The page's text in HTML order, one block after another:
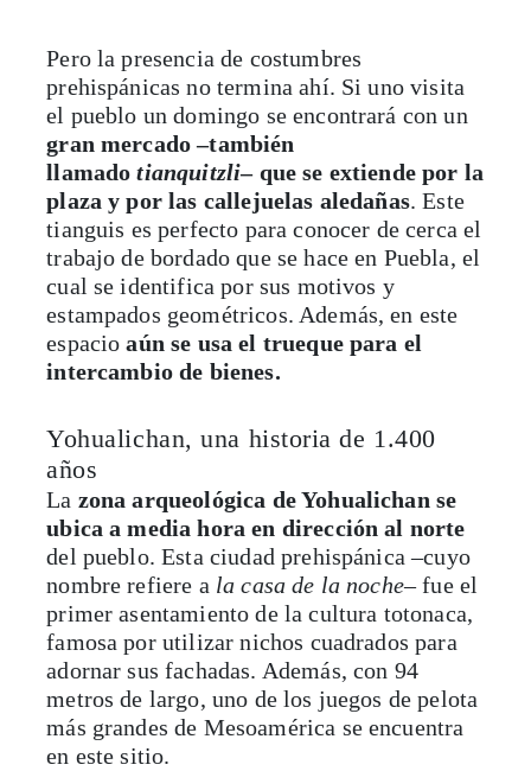
Pero la presencia de costumbres
prehispánicas no termina ahí. Si uno visita
el pueblo un domingo se encontrará con un
gran mercado –también
llamadotianquitzli– que se extiende por la
plaza y por las callejuelas aledañas. Este
tianguis es perfecto para conocer de cerca el
trabajo de bordado que se hace en Puebla, el
cual se identifica por sus motivos y
estampados geométricos. Además, en este
espacioaún se usa el trueque para el
intercambio de bienes.
Yohualichan, una historia de 1.400
años
La zona arqueológica de Yohualichan se
ubica a media hora en dirección al norte
del pueblo. Esta ciudad prehispánica –cuyo
nombre refiere a la casa de la noche– fue el
primer asentamiento de la cultura totonaca,
famosa por utilizar nichos cuadrados para
adornar sus fachadas. Además, con 94
metros de largo, uno de los juegos de pelota
más grandes de Mesoamérica se encuentra
en este sitio.